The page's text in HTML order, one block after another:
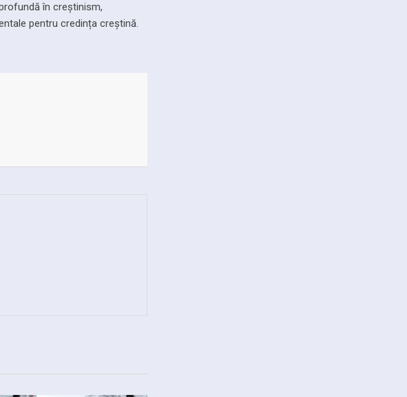
în creștinism,
pentru credința creștină.